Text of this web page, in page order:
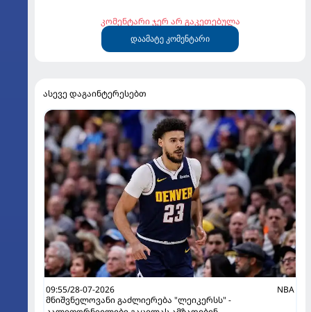
კომენტარი ჯერ არ გაკეთებულა
დაამატე კომენტარი
ასევე დაგაინტერესებთ
09:55/28-07-2026
NBA
მნიშვნელოვანი გაძლიერება "ლეიკერსს" -